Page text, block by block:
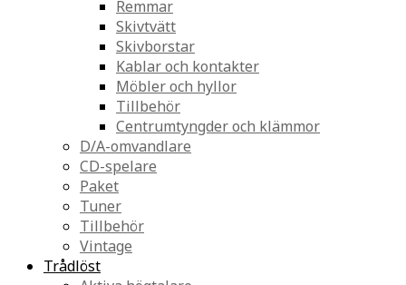
Remmar
Skivtvätt
Skivborstar
Kablar och kontakter
Möbler och hyllor
Tillbehör
Centrumtyngder och klämmor
D/A-omvandlare
CD-spelare
Paket
Tuner
Tillbehör
Vintage
Trådlöst